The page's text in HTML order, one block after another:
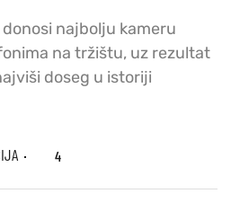
najbolju kameru
na tržištu, uz rezultat
doseg u istoriji
4